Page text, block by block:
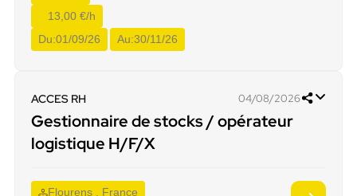
13,00 €/h
Du:01/09/26 Au:30/11/26
ACCES RH 04/08/2026
Gestionnaire de stocks / opérateur
logistique H/F/X
Flourens , France